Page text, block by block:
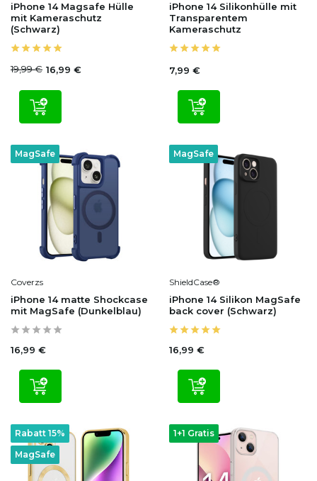
iPhone 14 Magsafe Hülle
mit Kameraschutz
(Schwarz)
19,99 € 16,99 €
iPhone 14 Silikonhülle mit
Transparentem
Kameraschutz
7,99 €
MagSafe
Coverzs
iPhone 14 matte Shockcase
mit MagSafe (Dunkelblau)
16,99 €
MagSafe
ShieldCase®
iPhone 14 Silikon MagSafe
back cover (Schwarz)
16,99 €
MagSafe
Rabatt 15% 1+1 Gratis